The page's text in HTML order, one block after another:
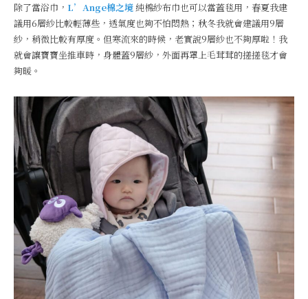
除了當浴巾， L’Ange棉之境純棉紗布巾也可以當蓋毯用，春夏我建
議用6層紗比較輕薄些，透氣度也夠不怕悶熱；秋冬我就會建議用9層
紗，稍微比較有厚度。但寒流來的時候，老實說9層紗也不夠厚啦！我
就會讓寶寶坐推車時，身體蓋9層紗，外面再罩上毛茸茸的搓搓毯才會
夠暖。